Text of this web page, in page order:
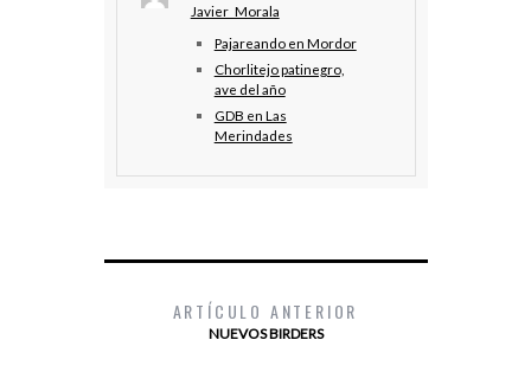
Javier_Morala
Pajareando en Mordor
Chorlitejo patinegro,
ave del año
GDB en Las
Merindades
ARTÍCULO ANTERIOR
NUEVOS BIRDERS